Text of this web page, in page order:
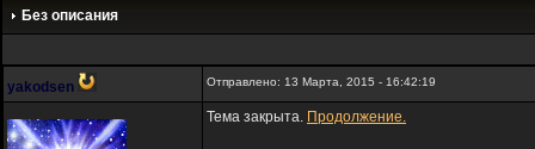
Без описания
yakodsen Отправлено: 13 Марта, 2015 - 16:42:19
Тема закрыта. Продолжение.